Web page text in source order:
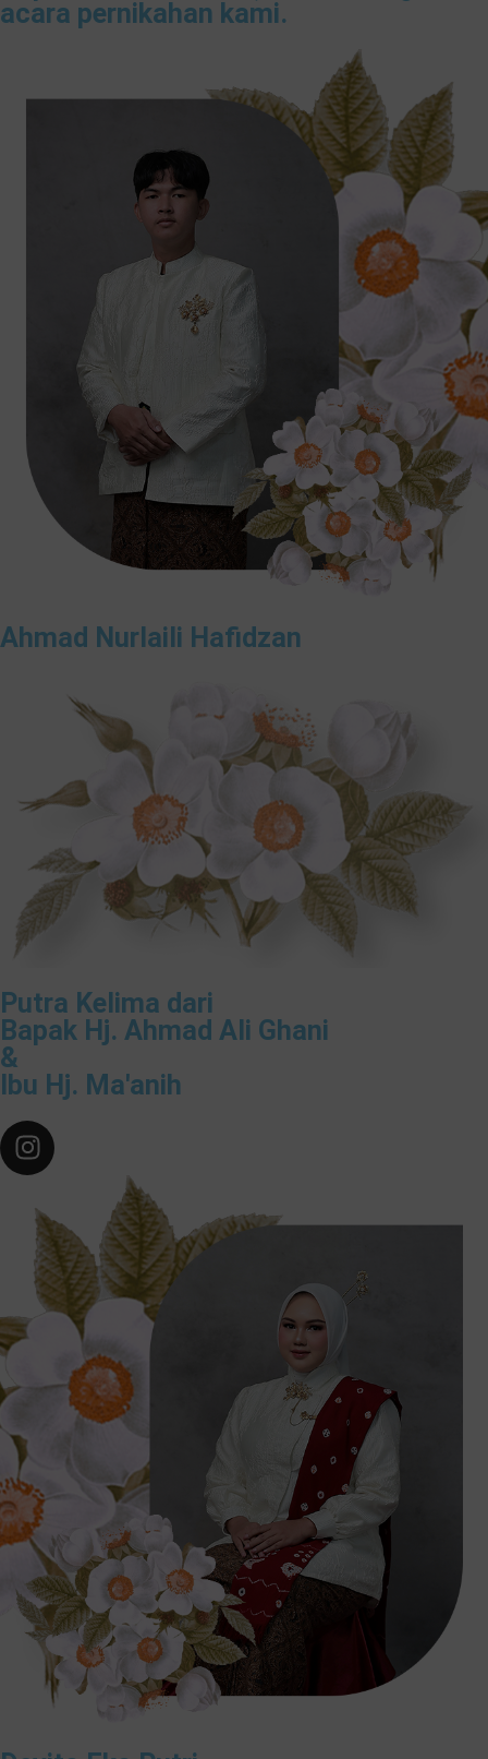
acara pernikahan kami.
Ahmad Nurlaili Hafidzan
Putra Kelima dari
Bapak Hj. Ahmad Ali Ghani
&
Ibu Hj. Ma'anih